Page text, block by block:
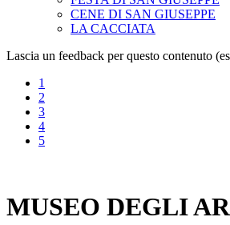
CENE DI SAN GIUSEPPE
LA CACCIATA
Lascia un feedback per questo contenuto
1
2
3
4
5
MUSEO DEGLI